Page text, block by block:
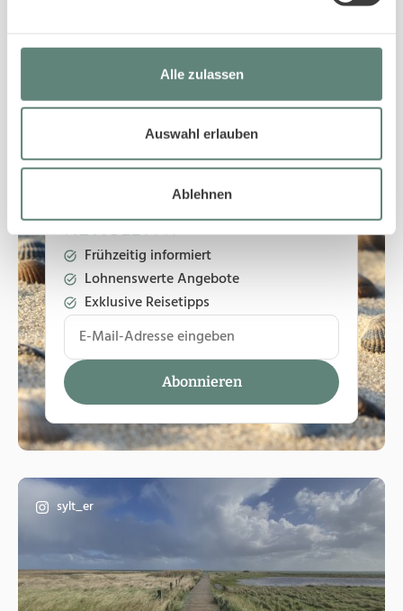
Alle zulassen
Auswahl erlauben
Ablehnen
ABONNIEREN SIE UNSEREN
NEWSLETT
ER
Frühzeitig informiert
Lohnenswerte Angebote
Exklusive Reisetipps
sylt_er